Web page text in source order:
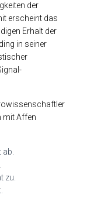
der
erscheint das
Erhalt der
in seiner
mit Affen
zu.